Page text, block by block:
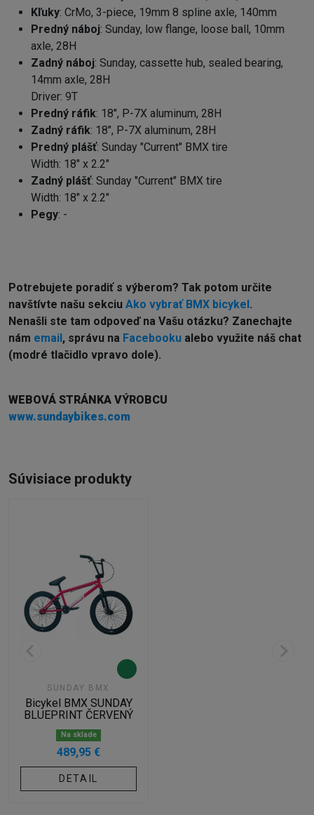
Kľuky: CrMo, 3-piece, 19mm 8 spline axle, 140mm
Predný náboj: Sunday, low flange, loose ball, 10mm
axle, 28H
Zadný náboj: Sunday, cassette hub, sealed bearing,
14mm axle, 28H
Driver: 9T
Predný ráfik: 18", P-7X aluminum, 28H
Zadný ráfik: 18", P-7X aluminum, 28H
Predný plášť: Sunday "Current" BMX tire
Width: 18" x 2.2"
Zadný plášť: Sunday "Current" BMX tire
Width: 18" x 2.2"
Pegy: -
Potrebujete poradiť s výberom? Tak potom určite
navštívte našu sekciu Ako vybrať BMX bicykel .
Nenašli ste tam odpoveď na Vašu otázku? Zanechajte
nám email , správu na Facebooku alebo využite náš chat
(modré tlačidlo vpravo dole).
WEBOVÁ STRÁNKA VÝROBCU
www.sundaybikes.com
Súvisiace produkty
SUNDAY BMX
Bicykel BMX SUNDAY
BLUEPRINT ČERVENÝ
Na sklade
489,95 €
DETAIL